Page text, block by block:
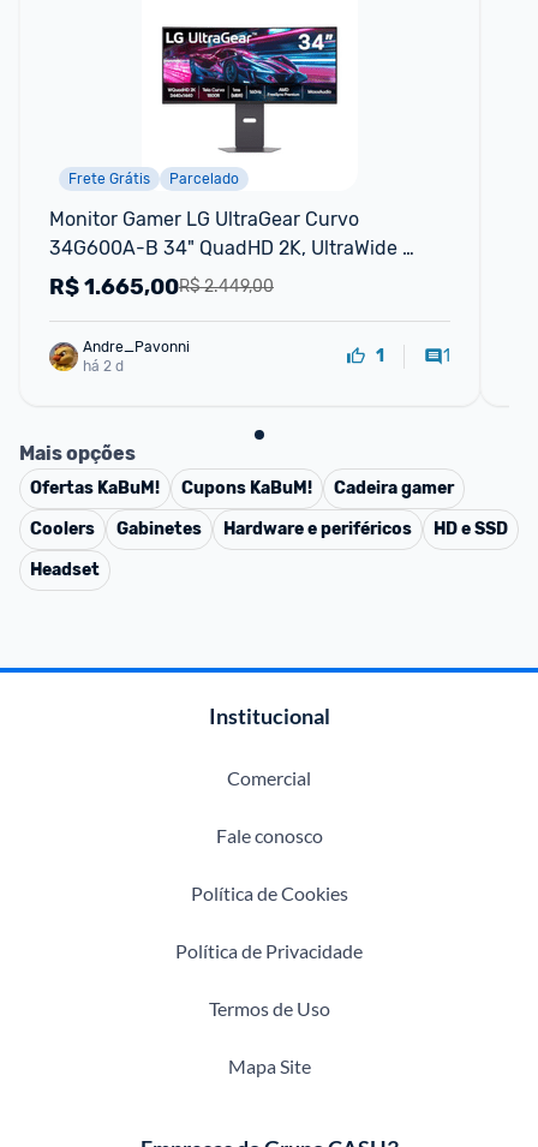
Frete Grátis Parcelado
Monitor Gamer LG UltraGear Curvo
34G600A-B 34" QuadHD 2K, UltraWide
1800R, 160Hz, 1msR$ 2.449,00
R$1.665,00
Andre_Pavonni
há 2 d
1 1
Mais opções
Ofertas KaBuM! Cupons KaBuM!
Cadeira gamer
Coolers
Gabinetes Hardware e periféricos
HD e SSD
Headset
Institucional
Comercial
Fale conosco
Política de Cookies
Política de Privacidade
Termos de Uso
Mapa Site